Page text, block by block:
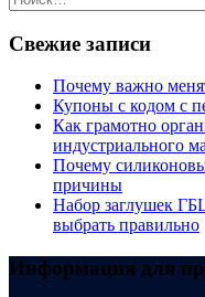
Свежие записи
Почему важно
Купоны c кодом с
Как грамотно
индустриального
Почему
причины
Набор заглушек
выбрать правильно
Информация для